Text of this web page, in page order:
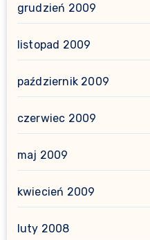
grudzień 2009
listopad 2009
październik 2009
czerwiec 2009
maj 2009
kwiecień 2009
luty 2008